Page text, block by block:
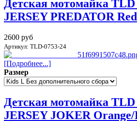
Детская мотомайка
JERSEY PREDATOR Red
2600 руб
Артикул: TLD-0753-24
[Подробнее...]
Размер
Детская мотомайка
JERSEY JOKER